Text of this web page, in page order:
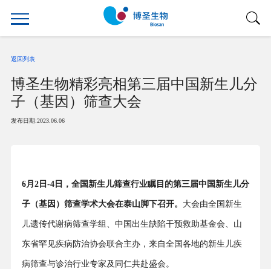
返回列表
博圣生物精彩亮相第三届中国新生儿分
子（基因）筛查大会
发布日期:2023.06.06
6月2日-4日，全国新生儿筛查行业瞩目的第三届中国新生儿分
子（基因）筛查学术大会在泰山脚下召开。 大会由全国新生
儿遗传代谢病筛查学组、中国出生缺陷干预救助基金会、山
东省罕见疾病防治协会联合主办，来自全国各地的新生儿疾
病筛查与诊治行业专家及同仁共赴盛会。